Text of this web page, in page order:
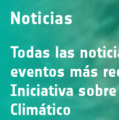
Noticias
Todas las
eventos más
Iniciativa sobre
Climático